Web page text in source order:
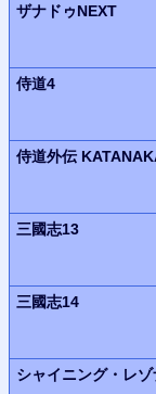
ザナドゥNEXT
侍道4
侍道外伝
三國志13
三國志14
シャイニング・レゾ